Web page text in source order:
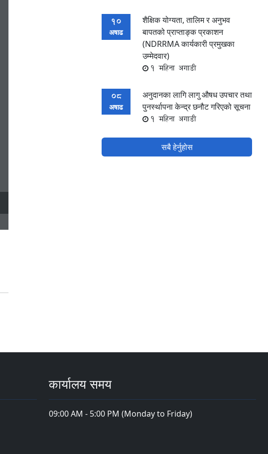
10
अषाढ
शैक्षिक योग्यता, तालिम र अनुभव
बापतको प्राप्ताङ्क प्रकाशन
(NDRRMA कार्यकारी प्रमुखका
उम्मेदवार)
1 महिना अगाडी
08
अषाढ
अनुदानका लागि लागु औषध उपचार तथा
पुनर्स्थापना केन्द्र छनौट गरिएको सूचना
1 महिना अगाडी
सबै हेर्नुहोस
कार्यालय समय
09:00 AM - 5:00 PM (Monday to Friday)